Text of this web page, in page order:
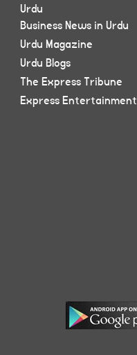
Urdu
Business News in Urdu
Urdu Magazine
Urdu Blogs
The Express Tribune
Express Entertainment